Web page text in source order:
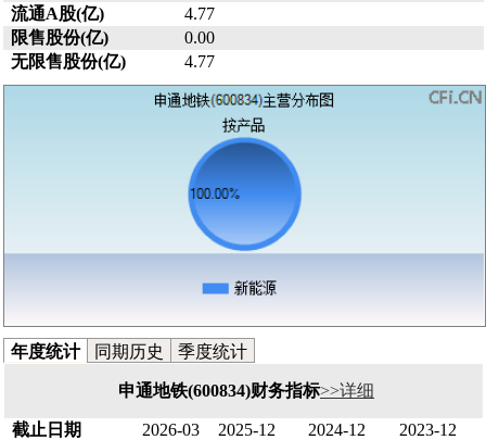
流通A股(亿)
4.77
限售股份(亿)
0.00
无限售股份(亿)
4.77
年度统计 同期历史 季度统计
申通地铁(600834)财务指标>>详细
截止日期 2026-03 2025-12 2024-12
2023-12